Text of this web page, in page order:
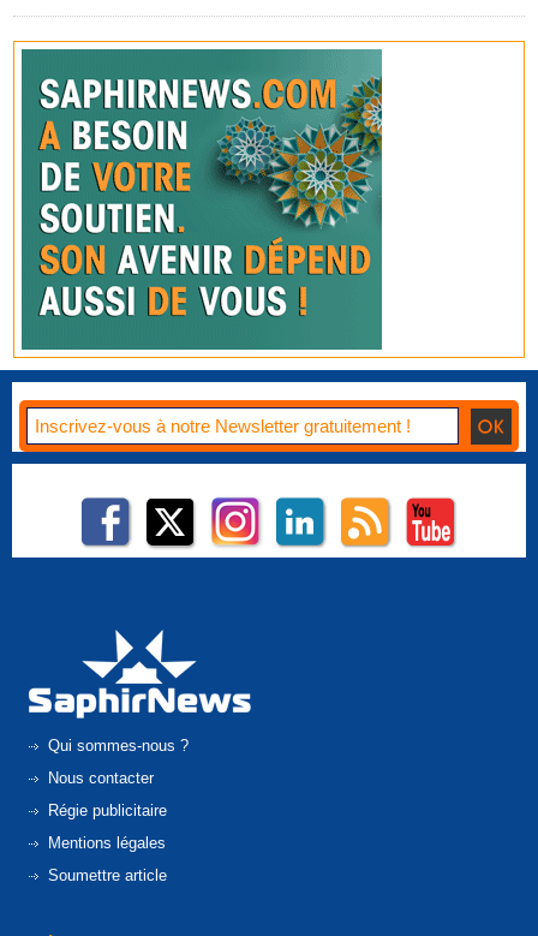
Qui sommes-nous ?
Nous contacter
Régie publicitaire
Mentions légales
Soumettre article